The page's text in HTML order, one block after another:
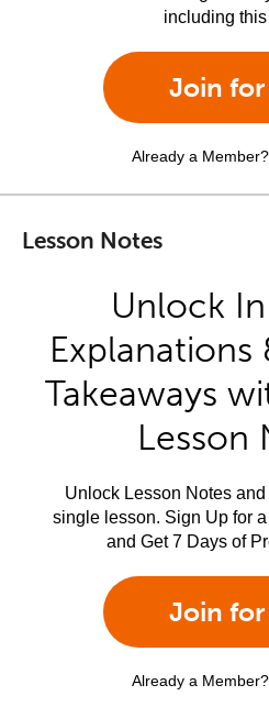
including this
Join for
Already a Member?
Lesson Notes
Unlock
Explanations
Takeaways
Lesson
Unlock Lesson Notes
single lesson. Sign Up for
and Get 7 Days of
Join for
Already a Member?